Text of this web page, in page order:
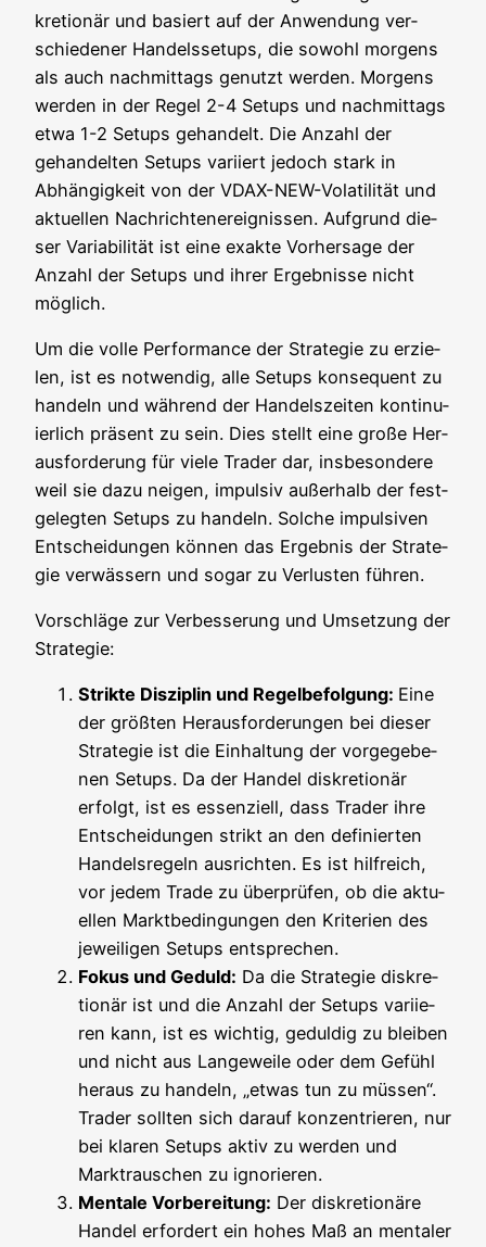
kre­tio­när und basiert auf der Anwen­dung ver­
schie­de­ner Han­dels­set­ups, die sowohl mor­gens
als auch nach­mit­tags genutzt wer­den. Mor­gens
wer­den in der Regel 2-4 Set­ups und nach­mit­tags
etwa 1-2 Set­ups gehan­delt. Die Anzahl der
gehan­del­ten Set­ups vari­iert jedoch stark in
Abhän­gig­keit von der VDAX-NEW-Vola­ti­li­tät und
aktu­el­len Nach­rich­ten­er­eig­nis­sen. Auf­grund die­
ser Varia­bi­li­tät ist eine exak­te Vor­her­sa­ge der
Anzahl der Set­ups und ihrer Ergeb­nis­se nicht
möglich.
Um die vol­le Per­for­mance der Stra­te­gie zu erzie­
len, ist es not­wen­dig, alle Set­ups kon­se­quent zu
han­deln und wäh­rend der Han­dels­zei­ten kon­ti­nu­
ier­lich prä­sent zu sein. Dies stellt eine gro­ße Her­
aus­for­de­rung für vie­le Trader dar, ins­be­son­de­re
weil sie dazu nei­gen, impul­siv außer­halb der fest­
ge­leg­ten Set­ups zu han­deln. Sol­che impul­si­ven
Ent­schei­dun­gen kön­nen das Ergeb­nis der Stra­te­
gie ver­wäs­sern und sogar zu Ver­lus­ten führen.
Vor­schlä­ge zur Ver­bes­se­rung und Umset­zung der
Strategie:
Strik­te Dis­zi­plin und Regel­be­fol­gung: Eine
der größ­ten Her­aus­for­de­run­gen bei die­ser
Stra­te­gie ist die Ein­hal­tung der vor­ge­ge­be­
nen Set­ups. Da der Han­del dis­kre­tio­när
erfolgt, ist es essen­zi­ell, dass Trader ihre
Ent­schei­dun­gen strikt an den defi­nier­ten
Han­dels­re­geln aus­rich­ten. Es ist hilf­reich,
vor jedem Trade zu über­prü­fen, ob die aktu­
el­len Markt­be­din­gun­gen den Kri­te­ri­en des
jewei­li­gen Set­ups entsprechen.
Fokus und Geduld: Da die Stra­te­gie dis­kre­
tio­när ist und die Anzahl der Set­ups vari­ie­
ren kann, ist es wich­tig, gedul­dig zu blei­ben
und nicht aus Lan­ge­wei­le oder dem Gefühl
her­aus zu han­deln, „etwas tun zu müs­sen“.
Trader soll­ten sich dar­auf kon­zen­trie­ren, nur
bei kla­ren Set­ups aktiv zu wer­den und
Markt­rau­schen zu ignorieren.
Men­ta­le Vor­be­rei­tung: Der dis­kre­tio­nä­re
Han­del erfor­dert ein hohes Maß an men­ta­ler